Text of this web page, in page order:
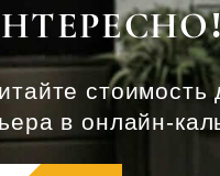
стоимость
в онлайн-